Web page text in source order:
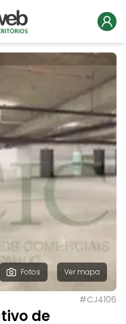
Fotos Ver mapa
#CJ4106
de